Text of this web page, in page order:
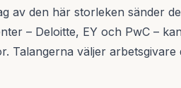
av den här storleken sänder
– Deloitte, EY och PwC –
Talangerna väljer